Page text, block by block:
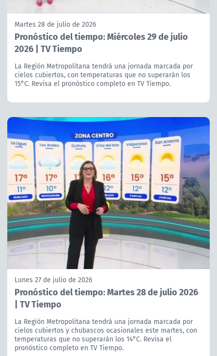
Martes 28 de julio de 2026
Pronóstico del tiempo: Miércoles 29 de julio
2026 | TV Tiempo
La Región Metropolitana tendrá una jornada marcada por
cielos cubiertos, con temperaturas que no superarán los
15°C. Revisa el pronóstico completo en TV Tiempo.
Lunes 27 de julio de 2026
Pronóstico del tiempo: Martes 28 de julio 2026
| TV Tiempo
La Región Metropolitana tendrá una jornada marcada por
cielos cubiertos y chubascos ocasionales este martes, con
temperaturas que no superarán los 14°C. Revisa el
pronóstico completo en TV Tiempo.